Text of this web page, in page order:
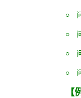
○ 问
○ 问
○ 问
○ 问